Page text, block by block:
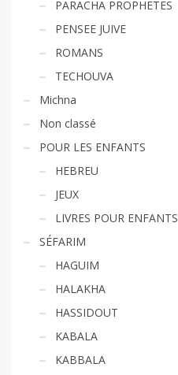
PARACHA PROPHETES
PENSEE JUIVE
ROMANS
TECHOUVA
Michna
Non classé
POUR LES ENFANTS
HEBREU
JEUX
LIVRES POUR ENFANTS
SÉFARIM
HAGUIM
HALAKHA
HASSIDOUT
KABALA
KABBALA